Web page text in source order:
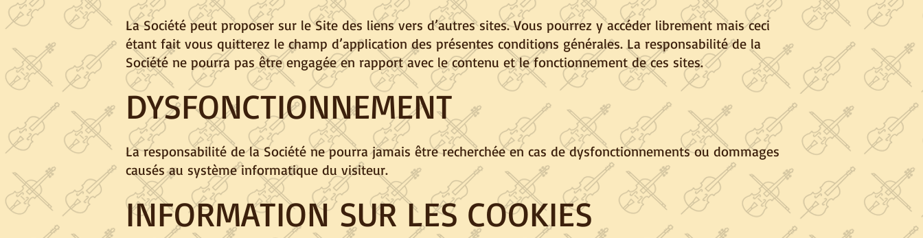
La Société peut proposer sur le Site des liens vers d’autres sites. Vous pourrez y accéder librement mais ceci
étant fait vous quitterez le champ d’application des présentes conditions générales. La responsabilité de la
Société ne pourra pas être engagée en rapport avec le contenu et le fonctionnement de ces sites.
DYSFONCTIONNEMENT
La responsabilité de la Société ne pourra jamais être recherchée en cas de dysfonctionnements ou dommages
causés au système informatique du visiteur.
INFORMATION SUR LES COOKIES